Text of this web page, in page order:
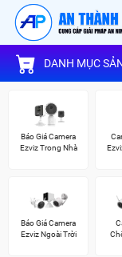
DANH MỤC
Báo Giá Camera
Ezviz Trong Nhà
Báo Giá Camera
Ezviz Ngoài Trời